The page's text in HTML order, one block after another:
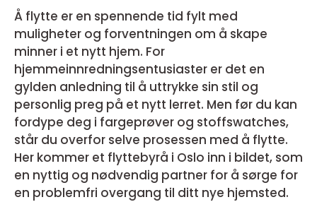
Å flytte er en spennende tid fylt med
muligheter og forventningen om å skape
minner i et nytt hjem. For
hjemmeinnredningsentusiaster er det en
gylden anledning til å uttrykke sin stil og
personlig preg på et nytt lerret. Men før du kan
fordype deg i fargeprøver og stoffswatches,
står du overfor selve prosessen med å flytte.
Her kommer et flyttebyrå i Oslo inn i bildet, som
en nyttig og nødvendig partner for å sørge for
en problemfri overgang til ditt nye hjemsted.